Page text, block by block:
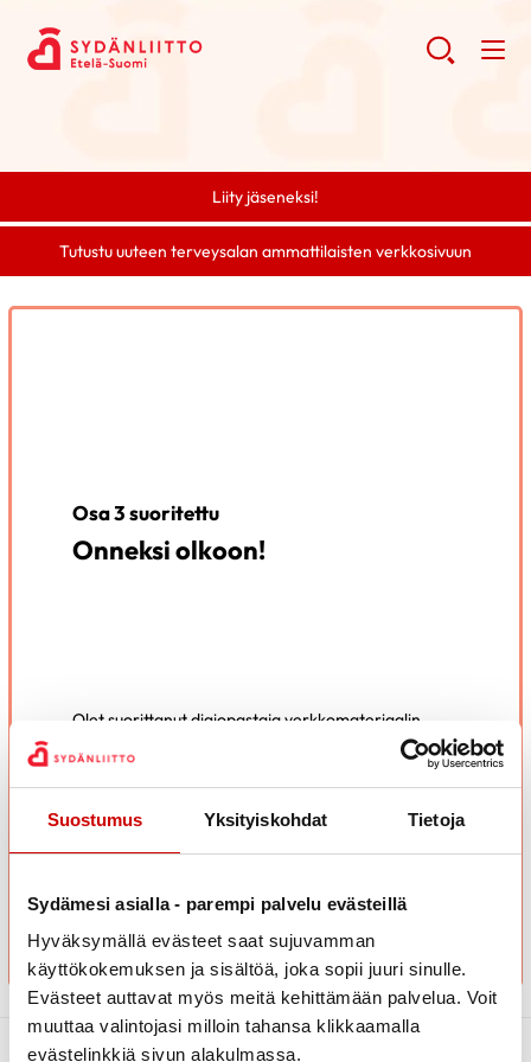
Suostumus Yksityiskohdat Tietoja
Sydämesi asialla - parempi palvelu evästeillä
Hyväksymällä evästeet saat sujuvamman
käyttökokemuksen ja sisältöä, joka sopii juuri sinulle.
Evästeet auttavat myös meitä kehittämään palvelua. Voit
muuttaa valintojasi milloin tahansa klikkaamalla
evästelinkkiä sivun alakulmassa.
Liity jäseneksi!
Tutustu uuteen terveysalan ammattilaisten verkkosivuun
Osa 3 suoritettu
Onneksi olkoon!
Olet suorittanut digiopastaja verkkomateriaalin.
Toivottavasti materiaali oli sinulle hyödyllinen.
Digiopastajan tehtävä on erittäin merkityksellinen ja
joukkoon.